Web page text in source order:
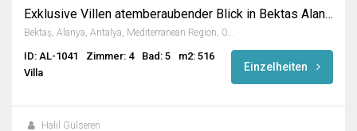
Exklusive Villen atemberaubender Blick in Bektas Alanya
ID: AL-1041 Zimmer: 4 Bad: 5
m2: 516
Villa
Einzelheiten
Halil Gülseren